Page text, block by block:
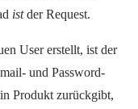
istder Request.
User erstellt, ist der
und Password-
Produkt zurückgibt,